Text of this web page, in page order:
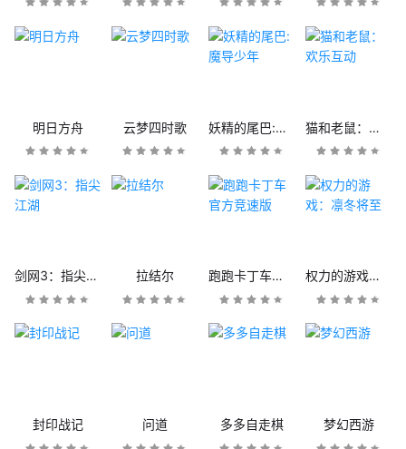
明日方舟 云梦四时歌 妖精的尾巴:魔导少年 猫和老鼠：欢乐互动
剑网3：指尖江湖 拉结尔 跑跑卡丁车官方竞速版 权力的游戏：凛冬将至
封印战记 问道 多多自走棋 梦幻西游